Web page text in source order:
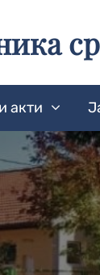
акти